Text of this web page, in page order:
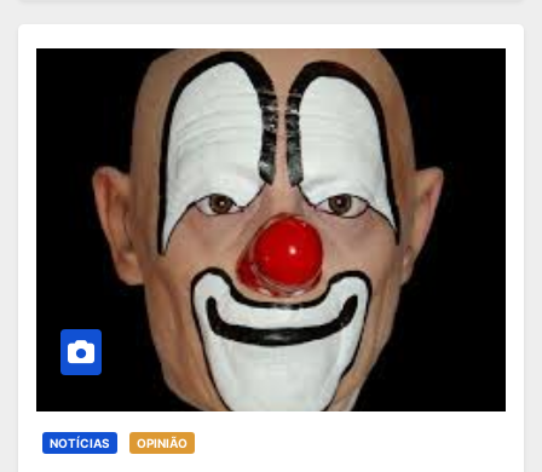
NOTÍCIAS OPINIÃO